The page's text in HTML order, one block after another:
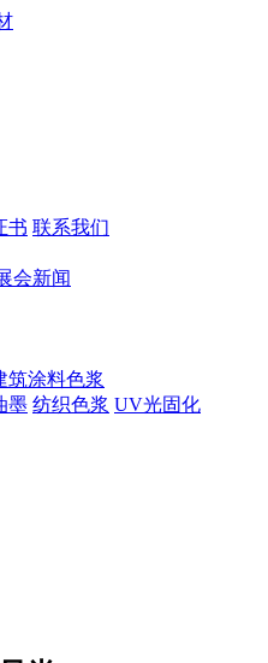
书 联系我们
会新闻
筑涂料色浆
墨 纺织色浆 UV光固化